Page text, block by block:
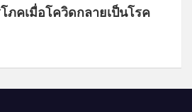
ภคเมื่อโควิดกลายเป็นโรค